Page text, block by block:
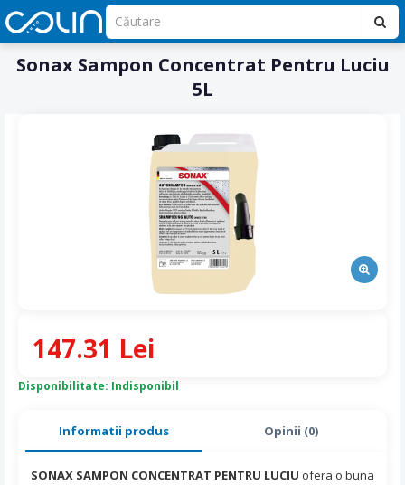
Sonax Sampon Concentrat Pentru Luciu
5L
Informatii produs Opinii (0)
SONAX SAMPON CONCENTRAT PENTRU LUCIU ofera o buna
Disponibilitate: Indisponibil
147.31 Lei